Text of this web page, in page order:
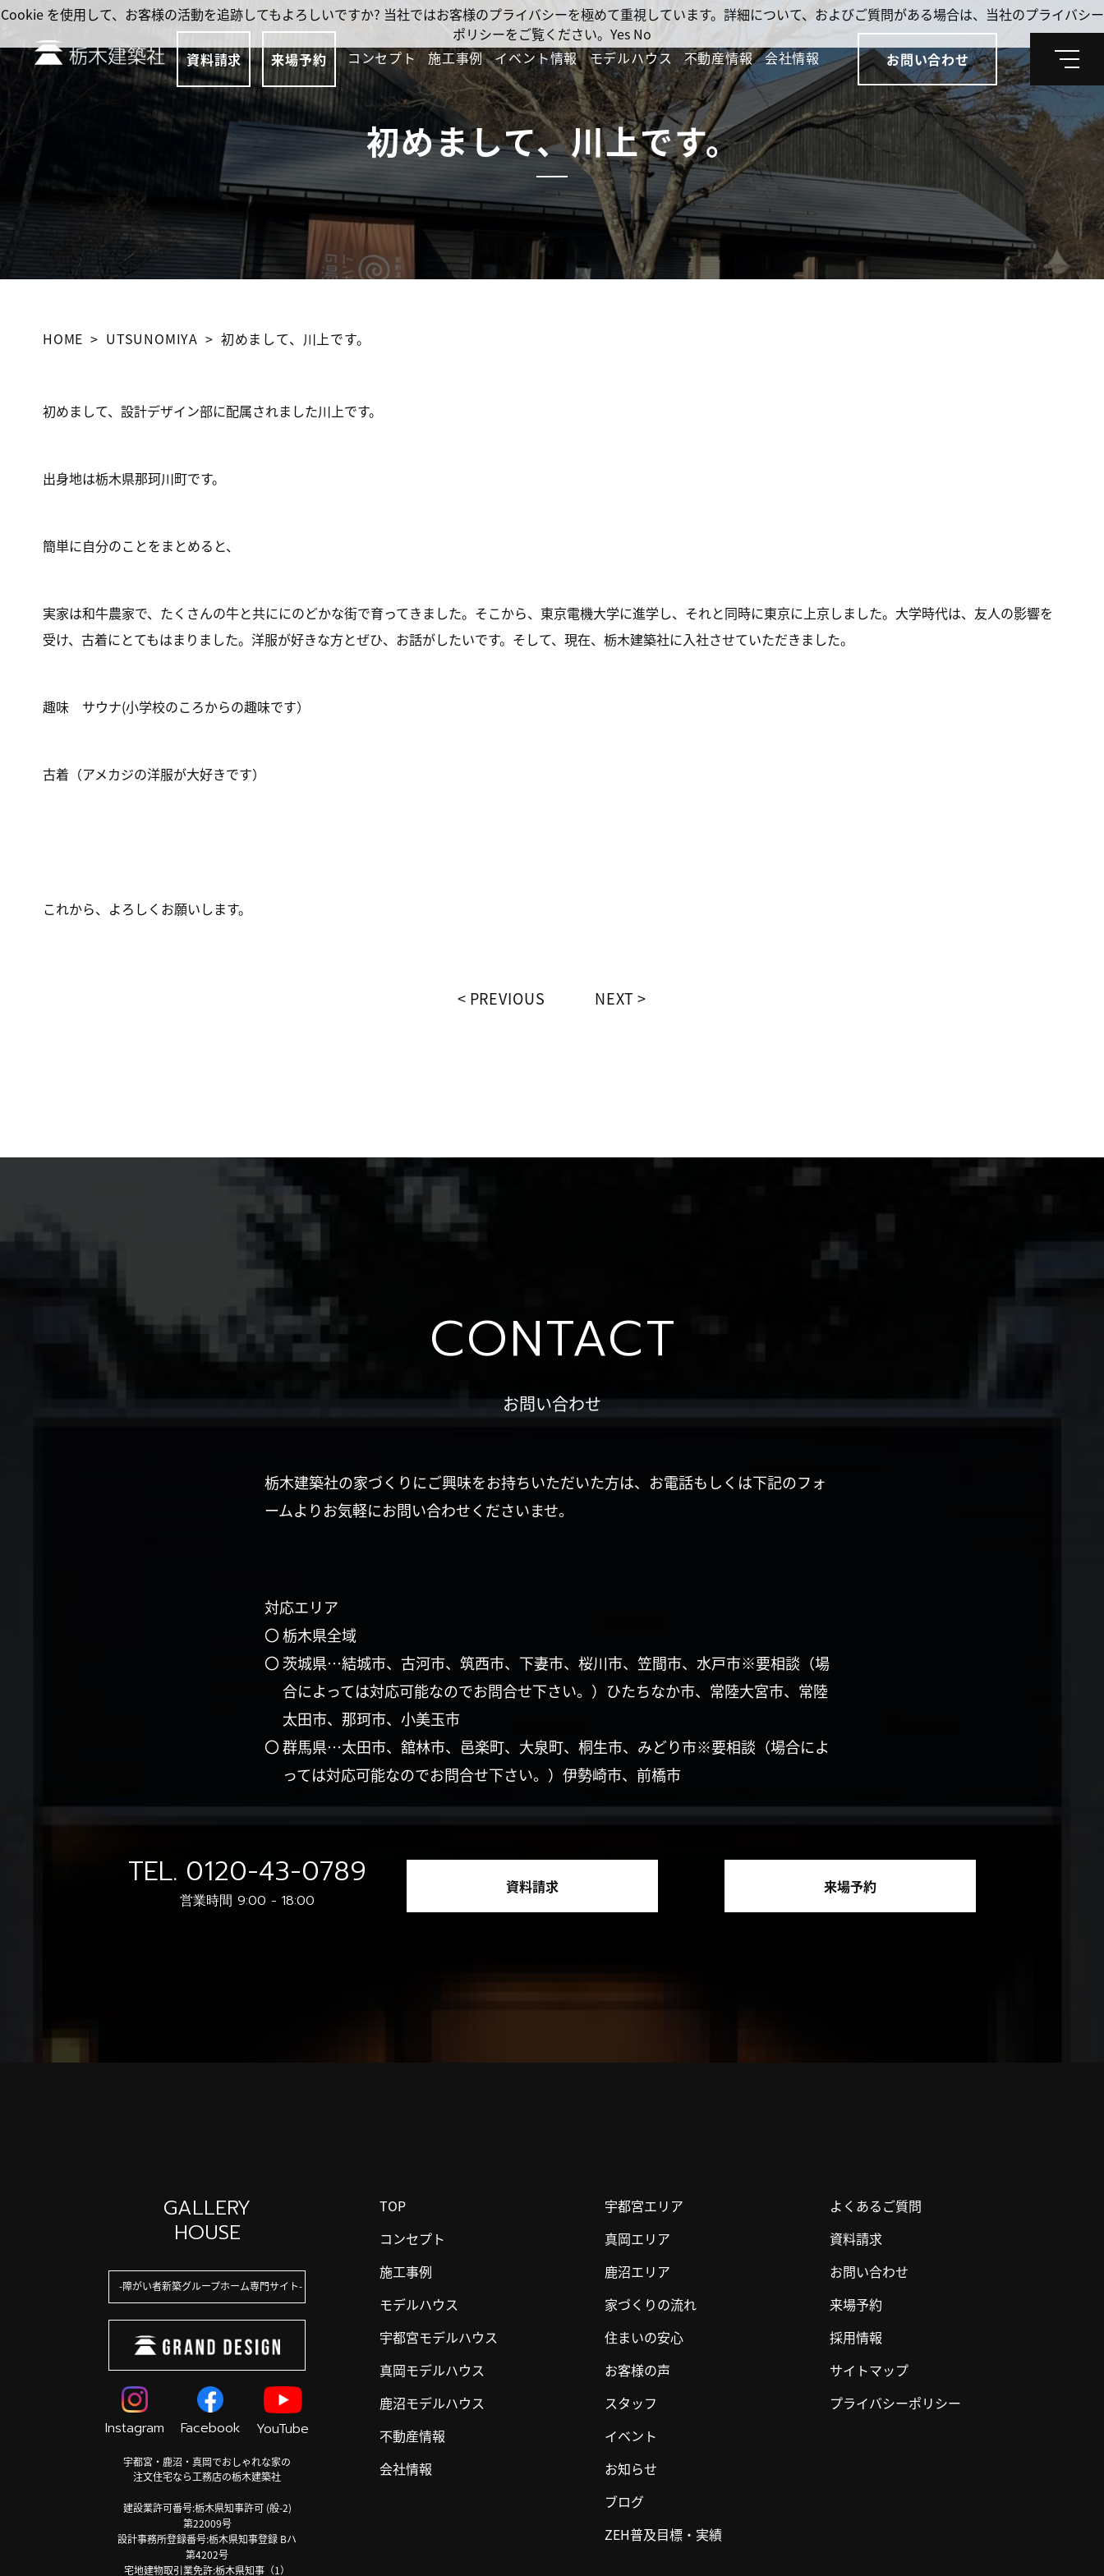
資料請求 来場予約 コンセプト 施工事例 イベント情報 モデルハウス 不動産情報 会社情報 お問い合わせ
メ
ュ
初めまして、川上です。
HOME UTSUNOMIYA 初めまして、川上です。
初めまして、設計デザイン部に配属されました川上です。
出身地は栃木県那珂川町です。
簡単に自分のことをまとめると、
実家は和牛農家で、たくさんの牛と共ににのどかな街で育ってきました。そこから、東京電機大学に進学し、それと同時に東京に上京しました。大学時代は、友人の影響を
受け、古着にとてもはまりました。洋服が好きな方とぜひ、お話がしたいです。そして、現在、栃木建築社に入社させていただきました。
趣味 サウナ(小学校のころからの趣味です）
古着（アメカジの洋服が大好きです）
これから、よろしくお願いします。
PREVIOUS NEXT
CONTACT
お問い合わせ
栃木建築社の家づくりにご興味をお持ちいただいた方は、お電話もしくは下記のフォ
ームよりお気軽にお問い合わせくださいませ。
対応エリア
〇 栃木県全域
〇 茨城県…結城市、古河市、筑西市、下妻市、桜川市、笠間市、水戸市※要相談（場
合によっては対応可能なのでお問合せ下さい。）ひたちなか市、常陸大宮市、常陸
太田市、那珂市、小美玉市
〇 群馬県…太田市、舘林市、邑楽町、大泉町、桐生市、みどり市※要相談（場合によ
っては対応可能なのでお問合せ下さい。）伊勢崎市、前橋市
TEL. 0120-43-0789
営業時間 9:00 - 18:00
資料請求 来場予約
GALLERY
HOUSE
障がい者新築グループホーム専門サイト
Instagram Facebook YouTube
宇都宮・鹿沼・真岡でおしゃれな家の
注文住宅なら工務店の栃木建築社
建設業許可番号:栃木県知事許可 (般-2)
第22009号
設計事務所登録番号:栃木県知事登録 Bハ
第4202号
宅地建物取引業免許:栃木県知事（1）
TOP
コンセプト
施工事例
モデルハウス
宇都宮モデルハウス
真岡モデルハウス
鹿沼モデルハウス
不動産情報
会社情報
宇都宮エリア
真岡エリア
鹿沼エリア
家づくりの流れ
住まいの安心
お客様の声
スタッフ
イベント
お知らせ
ブログ
ZEH普及目標・実績
よくあるご質問
資料請求
お問い合わせ
来場予約
採用情報
サイトマップ
プライバシーポリシー
Cookie を使用して、お客様の活動を追跡してもよろしいですか? 当社ではお客様のプライバシーを極めて重視しています。詳細について、およびご質問がある場合は、当社のプライバシー
ポリシーをご覧ください。 Yes No